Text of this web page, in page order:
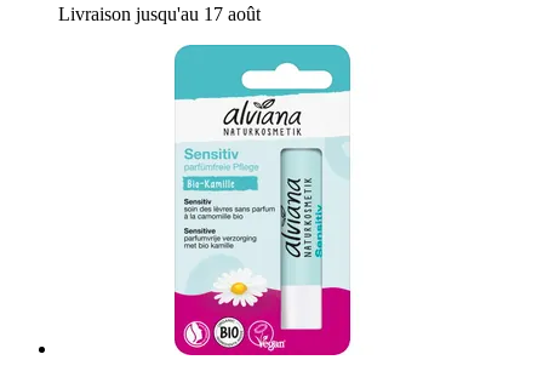
Livraison jusqu'au 17 août